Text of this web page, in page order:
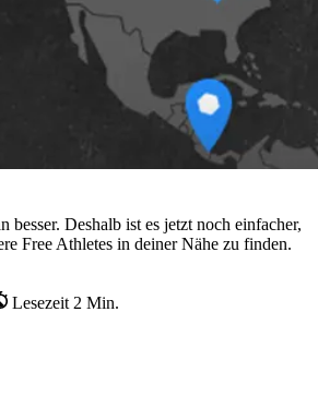
besser. Deshalb ist es jetzt noch einfacher,
Free Athletes in deiner Nähe zu finden.
Lesezeit 2 Min.